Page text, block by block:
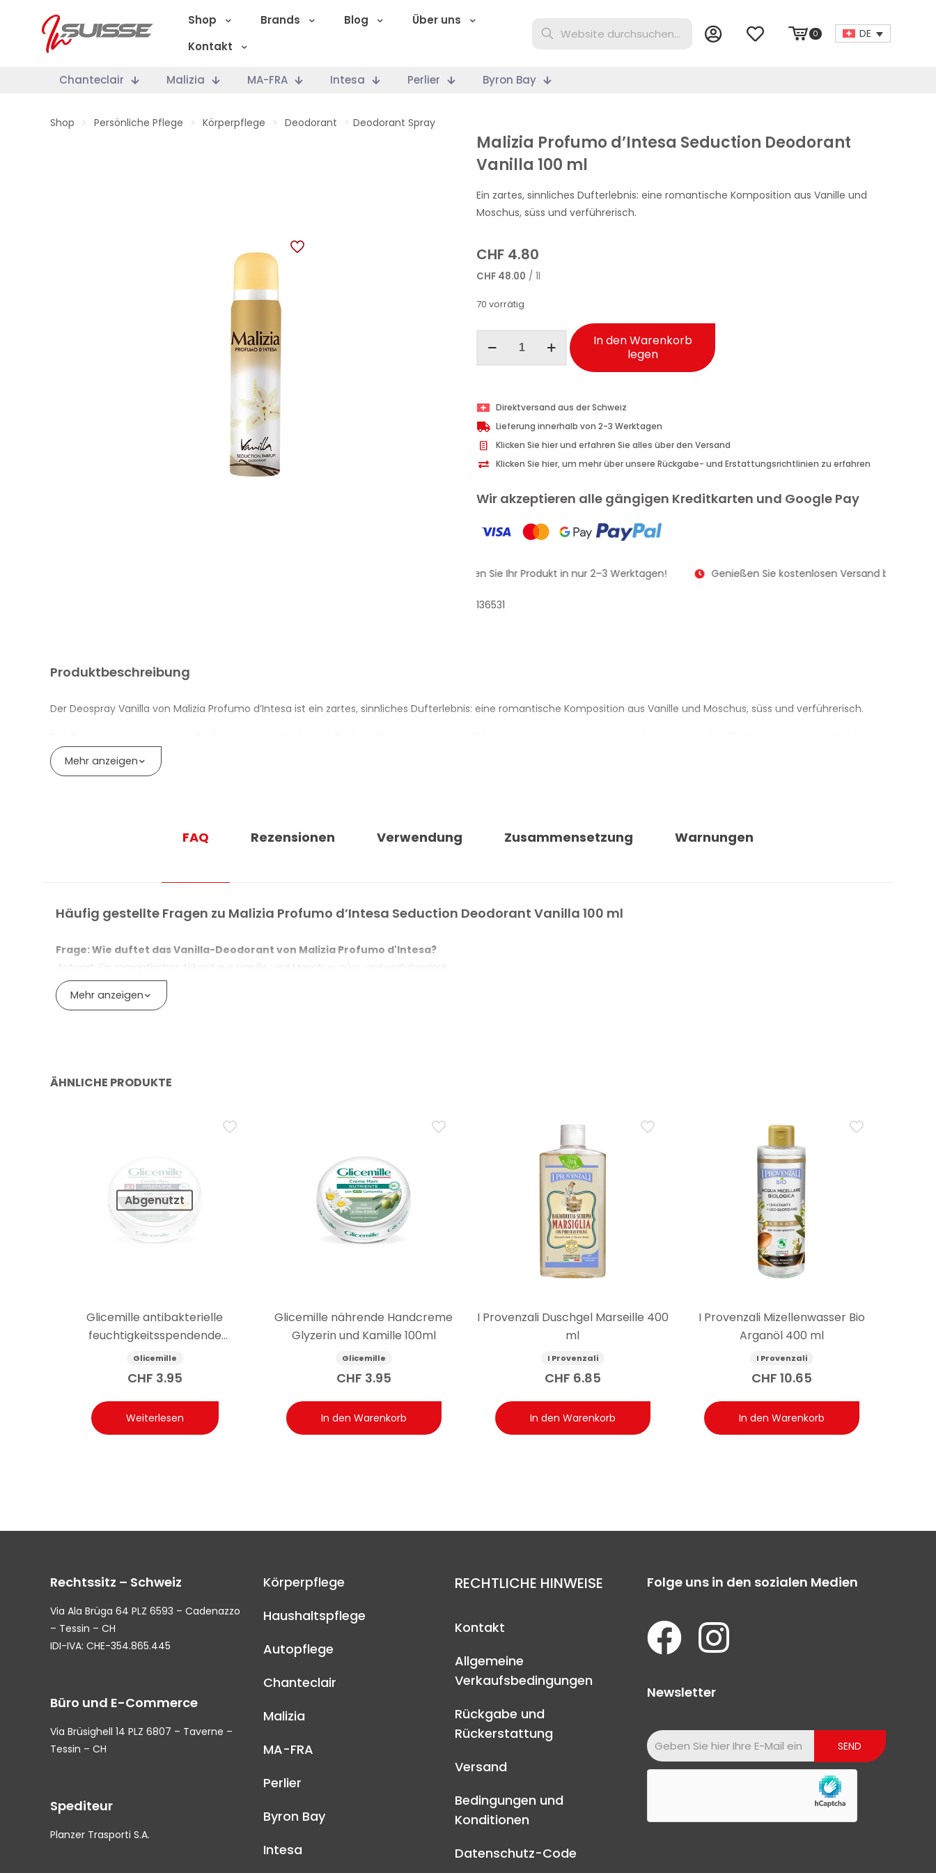
Shop Brands Blog
Über uns
Kontakt
0 DE
Chanteclair Malizia MA-FRA Intesa Perlier Byron Bay
Shop > Persönliche Pflege > Körperpflege > Deodorant > Deodorant Spray
Malizia Profumo d’Intesa Seduction Deodorant
Vanilla 100 ml
Ein zartes, sinnliches Dufterlebnis: eine romantische Komposition aus Vanille und
Moschus, süss und verführerisch.
CHF 4.80
CHF 48.00 / 1l
70 vorrätig
Deodorant
Vanilla
100
ml
In den Warenkorb
legen
Direktversand aus der Schweiz
Lieferung innerhalb von 2-3 Werktagen
Klicken Sie hier und erfahren Sie alles über den Versand
Klicken Sie hier, um mehr über unsere Rückgabe- und Erstattungsrichtlinien zu erfahren
Wir akzeptieren alle gängigen Kreditkarten und Google Pay
Erhalten Sie Ihr Produkt in nur 2–3 Werktagen! Genießen Sie kostenlosen Versand bei
136531
Produktbeschreibung
Der Deospray Vanilla von Malizia Profumo d’Intesa ist ein zartes, sinnliches Dufterlebnis: eine romantische Komposition aus Vanille und Moschus, süss und verführerisch.
abgesetzt von einem neutralen Deodorant.
Süsser, verführerischer Duft
Mehr anzeigen
FAQ Rezensionen Verwendung Zusammensetzung Warnungen
Häufig gestellte Fragen zu Malizia Profumo d’Intesa Seduction Deodorant Vanilla 100 ml
Frage: Wie duftet das Vanilla-Deodorant von Malizia Profumo d'Intesa?
Antwort: Ein romantischer Akkord aus Vanille und Moschus, süss und verführerisch.
Frage: Ist das Vanilla-Deodorant ein dezenter oder intensiver Duft?
Antwort: Die Marke beschreibt ihn als zart sinnlich, mit einer parfümierten Note, die eher weich als intensiv ist.
Mehr anzeigen
ÄHNLICHE PRODUKTE
Abgenutzt
Glicemille antibakterielle
feuchtigkeitsspendende
Handcreme mit Präbiotikum 100 ml
Glicemille
CHF 3.95
Weiterlesen
Glicemille nährende Handcreme
Glyzerin und Kamille 100ml
Glicemille
CHF 3.95
In den Warenkorb
I Provenzali Duschgel Marseille 400
ml
I Provenzali
CHF 6.85
In den Warenkorb
I Provenzali Mizellenwasser Bio
Arganöl 400 ml
I Provenzali
CHF 10.65
In den Warenkorb
Rechtssitz – Schweiz
Via Ala Brüga 64 PLZ 6593 – Cadenazzo
– Tessin – CH
IDI-IVA: CHE-354.865.445
Büro und E-Commerce
Via Brüsighell 14 PLZ 6807 – Taverne –
Tessin – CH
Spediteur
Planzer Trasporti S.A.
Körperpflege
Haushaltspflege
Autopflege
Chanteclair
Malizia
MA-FRA
Perlier
Byron Bay
Intesa
RECHTLICHE HINWEISE
Kontakt
Allgemeine
Verkaufsbedingungen
Rückgabe und
Rückerstattung
Versand
Bedingungen und
Konditionen
Datenschutz-Code
Folge uns in den sozialen Medien
Newsletter